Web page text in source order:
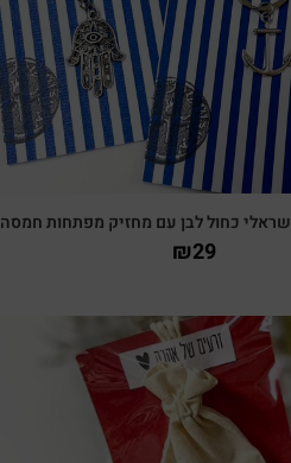
כחול לבן עם מחזיק מפתחות חמסה
₪29
צפייה מהירה